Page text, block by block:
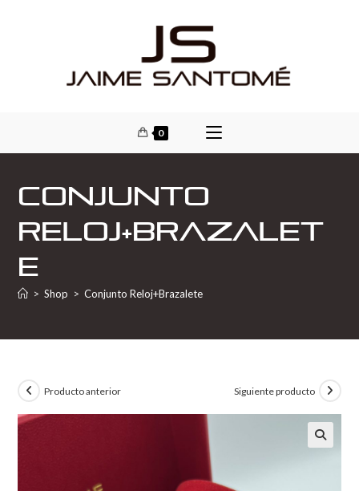
0
Conjunto
Reloj+Brazalet
e
> Shop > Conjunto Reloj+Brazalete
Producto anterior Siguiente producto